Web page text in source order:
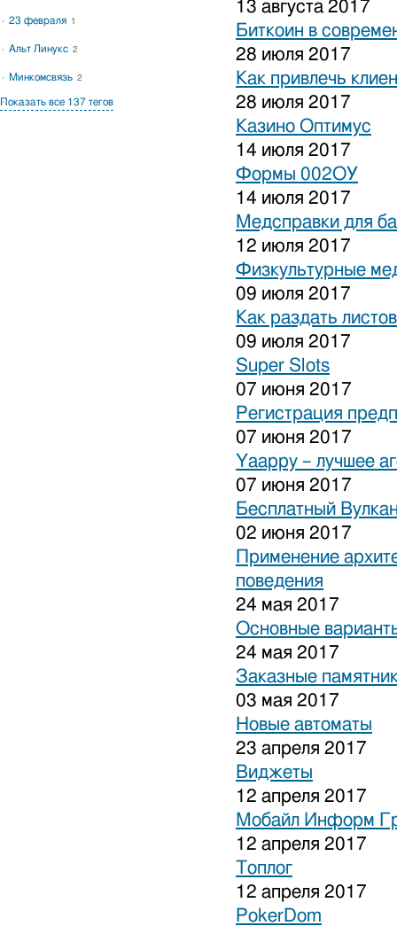
13 августа 2017
Биткоин в
28 июля 2017
Как привлечь
28 июля 2017
Казино Оптимус
14 июля 2017
Формы 002ОУ
14 июля 2017
Медсправки для
12 июля 2017
Физкультурные
09 июля 2017
Как раздать
09 июля 2017
Super Slots
07 июня 2017
Регистрация
07 июня 2017
Yaappy – лучшее
07 июня 2017
Бесплатный
02 июня 2017
Применение
поведения
24 мая 2017
Основные
24 мая 2017
Заказные
03 мая 2017
Новые автоматы
23 апреля 2017
Виджеты
12 апреля 2017
Мобайл Информ
12 апреля 2017
Топлог
12 апреля 2017
PokerDom
23 февраля 1
Альт Линукс 2
Минкомсвязь 2
Показать все 137 тегов